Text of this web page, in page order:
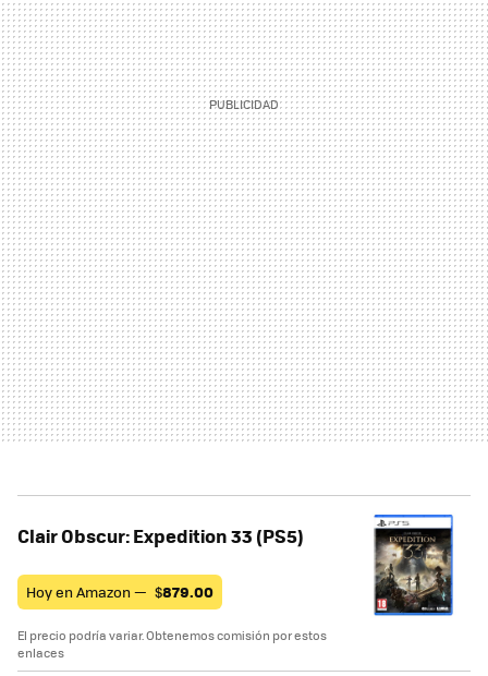
Clair Obscur: Expedition 33 (PS5)
Hoy en Amazon — $879.00
El precio podría variar. Obtenemos comisión por estos
enlaces